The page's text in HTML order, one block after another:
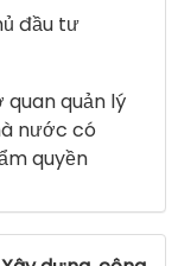
đầu tư
quan quản lý
nước có
quyền